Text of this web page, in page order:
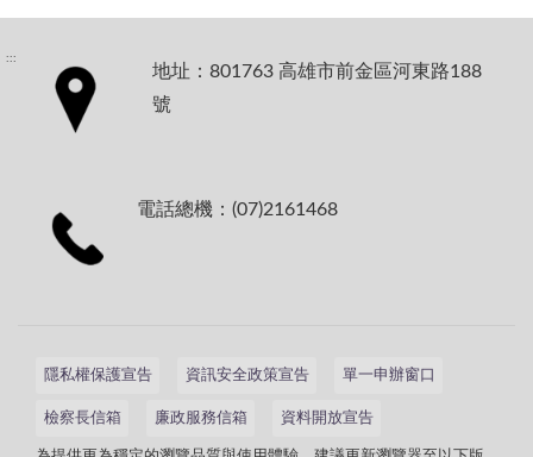
:::
地址：801763 高雄市前金區河東路188
號
電話總機：(07)2161468
隱私權保護宣告 資訊安全政策宣告 單一申辦窗口
檢察長信箱 廉政服務信箱 資料開放宣告